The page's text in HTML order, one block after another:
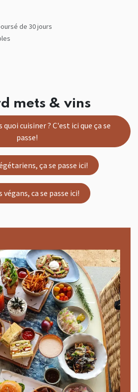
de 30 jours
mets & vins
quoi cuisiner ? C'est ici que ça se
passe!
ça se passe ici!
végans, ca se passe ici!